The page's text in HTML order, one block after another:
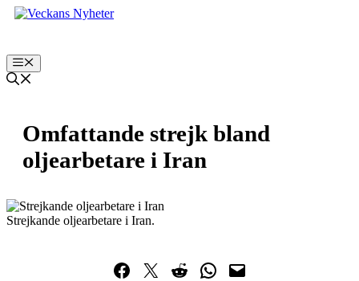
Hoppa
Meny
Omfattande strejk bland
oljearbetare i Iran
Strejkande oljearbetare i Iran.
Dela på Facebook
Dela på TwitterDela på RedditDela i WhatsApp
Maila en länk